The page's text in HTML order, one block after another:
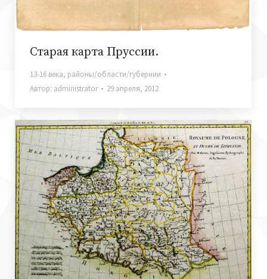
Старая карта Пруссии.
13-16 века, районы/области/губернии
Автор: administrator 29 апреля, 2012